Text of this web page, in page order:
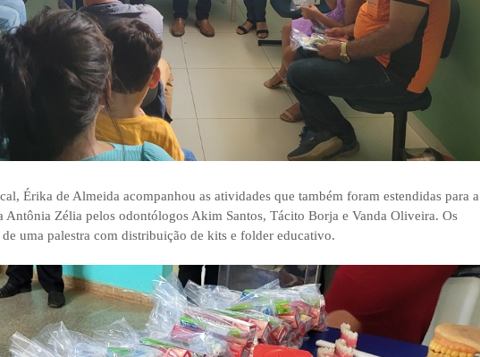
Érika de Almeida acompanhou as atividades que também foram estendidas para a
Antônia Zélia pelos odontólogos Akim Santos, Tácito Borja e Vanda Oliveira. Os
uma palestra com distribuição de kits e folder educativo.